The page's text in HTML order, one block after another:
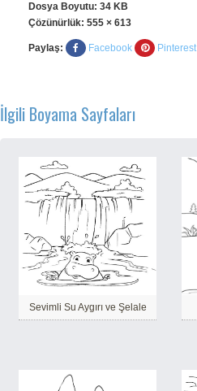
Dosya Boyutu: 34 KB
Çözünürlük: 555 × 613
Paylaş: Facebook Pinterest
İlgili Boyama Sayfaları
Sevimli Su Aygırı ve Şelale